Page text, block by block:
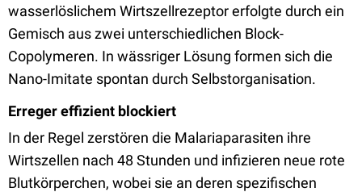
wasserlöslichem Wirtszellrezeptor erfolgte durch ein
Gemisch aus zwei unterschiedlichen Block-
Copolymeren. In wässriger Lösung formen sich die
Nano-Imitate spontan durch Selbstorganisation.
Erreger effizient blockiert
In der Regel zerstören die Malariaparasiten ihre
Wirtszellen nach 48 Stunden und infizieren neue rote
Blutkörperchen, wobei sie an deren spezifischen